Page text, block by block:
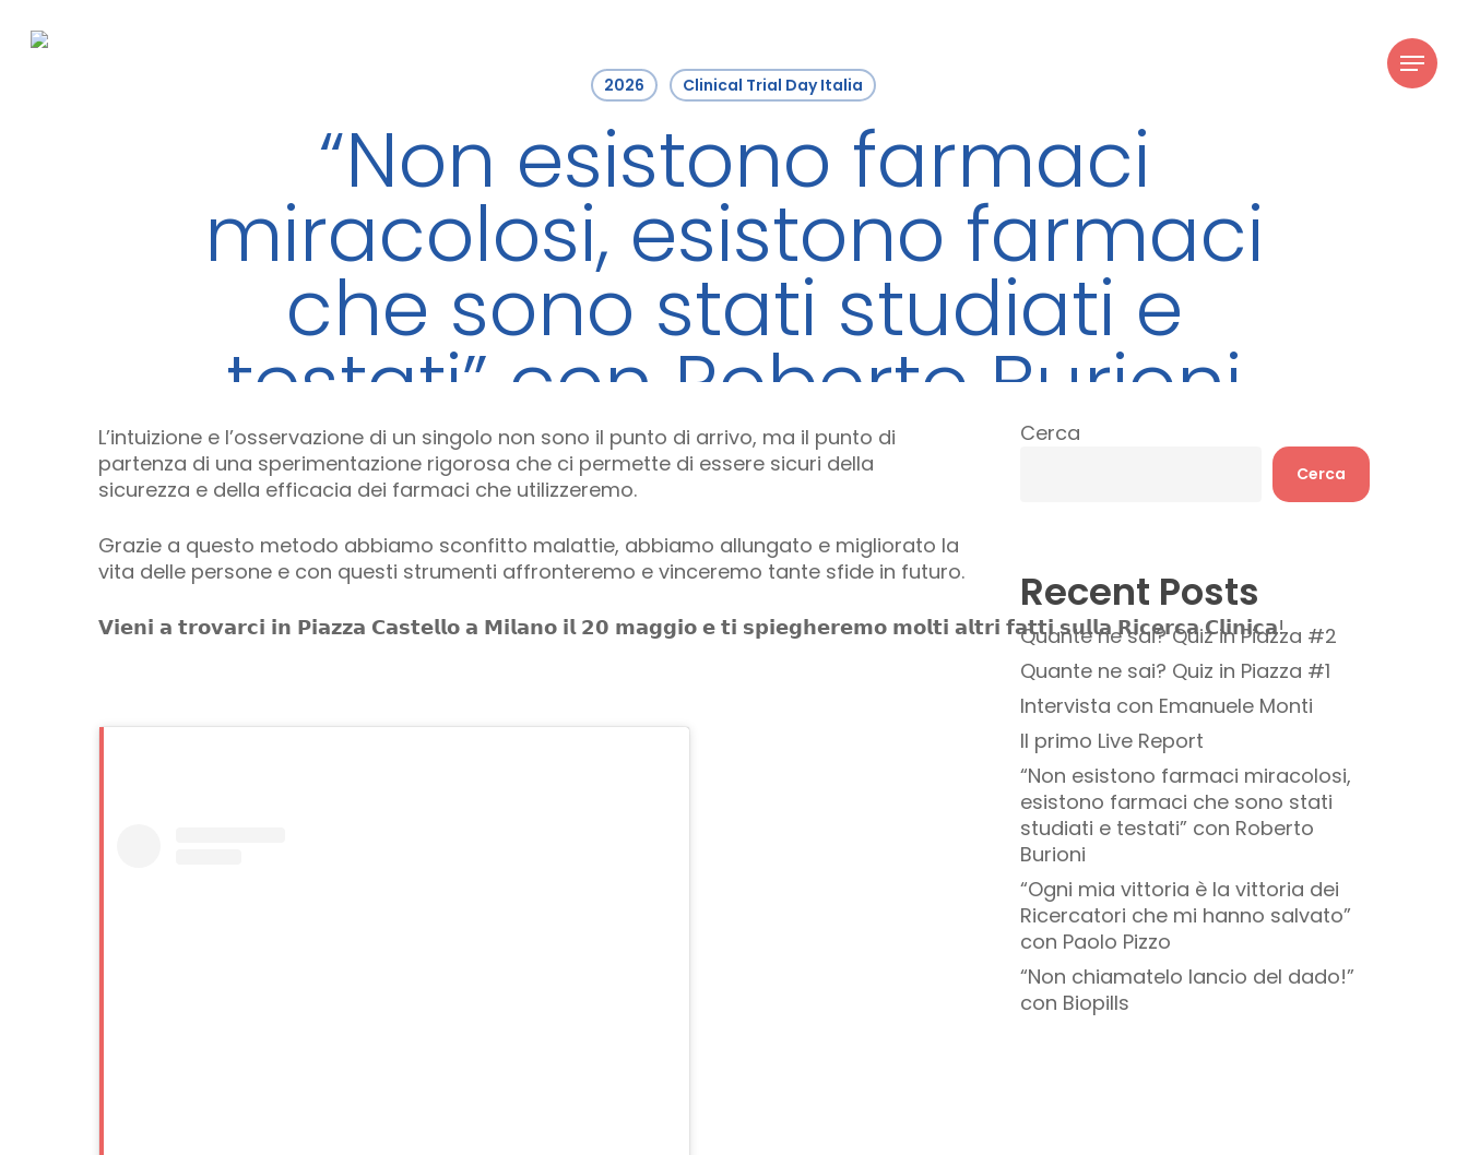
instagram Menu
2026 Clinical Trial Day Italia
“Non esistono farmaci
miracolosi, esistono farmaci
che sono stati studiati e
testati” con Roberto Burioni
L’intuizione e l’osservazione di un singolo non sono il punto di arrivo, ma il punto di
partenza di una sperimentazione rigorosa che ci permette di essere sicuri della
sicurezza e della efficacia dei farmaci che utilizzeremo.
Grazie a questo metodo abbiamo sconfitto malattie, abbiamo allungato e migliorato la
vita delle persone e con questi strumenti affronteremo e vinceremo tante sfide in futuro.
𝗩𝗶𝗲𝗻𝗶 𝗮 𝘁𝗿𝗼𝘃𝗮𝗿𝗰𝗶 𝗶𝗻 𝗣𝗶𝗮𝘇𝘇𝗮 𝗖𝗮𝘀𝘁𝗲𝗹𝗹𝗼 𝗮 𝗠𝗶𝗹𝗮𝗻𝗼 𝗶𝗹 𝟮𝟬 𝗺𝗮𝗴𝗴𝗶𝗼 𝗲 𝘁𝗶 𝘀𝗽𝗶𝗲𝗴𝗵𝗲𝗿𝗲𝗺𝗼 𝗺𝗼𝗹𝘁𝗶 𝗮𝗹𝘁𝗿𝗶 𝗳𝗮𝘁𝘁𝗶 𝘀𝘂𝗹𝗹𝗮 𝗥𝗶𝗰𝗲𝗿𝗰𝗮 𝗖𝗹𝗶𝗻𝗶𝗰𝗮!
Cerca
Cerca
Recent Posts
Quante ne sai? Quiz in Piazza #2
Quante ne sai? Quiz in Piazza #1
Intervista con Emanuele Monti
Il primo Live Report
“Non esistono farmaci miracolosi,
esistono farmaci che sono stati
studiati e testati” con Roberto
Burioni
“Ogni mia vittoria è la vittoria dei
Ricercatori che mi hanno salvato”
con Paolo Pizzo
“Non chiamatelo lancio del dado!”
con Biopills